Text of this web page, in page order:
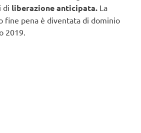
di liberazione anticipata. La
fine pena è diventata di dominio
2019.